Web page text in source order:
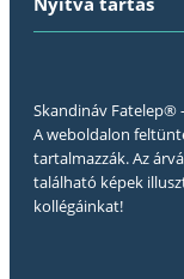
Skandináv Fatelep®
A weboldalon
tartalmazzák. Az
található képek
kollégáinkat!